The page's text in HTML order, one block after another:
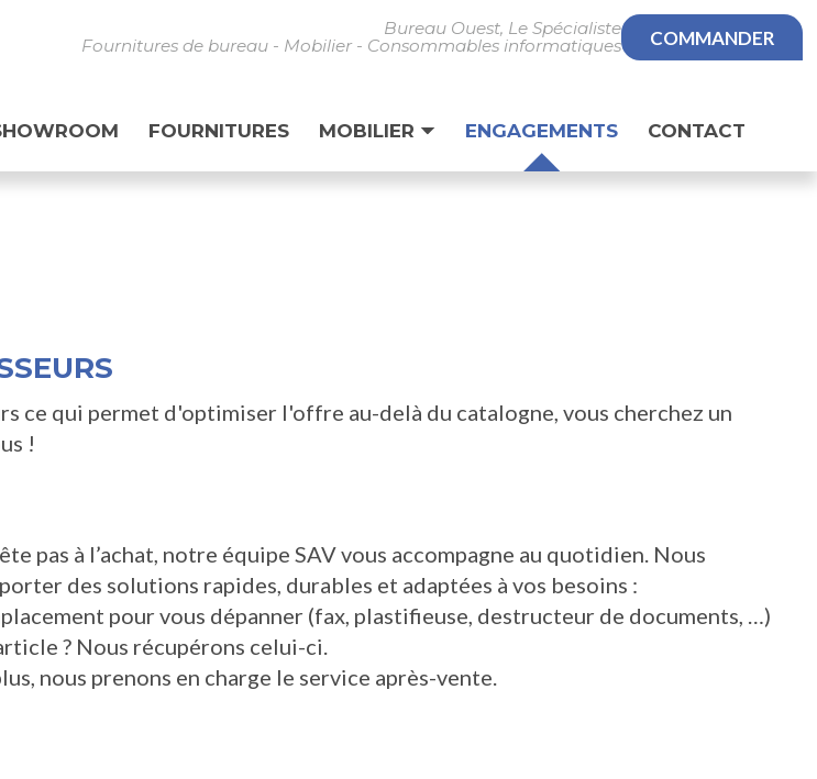
Bureau Ouest, Le Spécialiste
Fournitures de bureau - Mobilier - Consommables informatiques
COMMANDER
FOURNITURES MOBILIER ENGAGEMENTS CONTACT
ce qui permet d'optimiser l'offre au-delà du catalogne, vous cherchez un
!
pas à l’achat, notre équipe SAV vous accompagne au quotidien. Nous
des solutions rapides, durables et adaptées à vos besoins :
pour vous dépanner (fax, plastifieuse, destructeur de documents, …)
? Nous récupérons celui-ci.
nous prenons en charge le service après-vente.